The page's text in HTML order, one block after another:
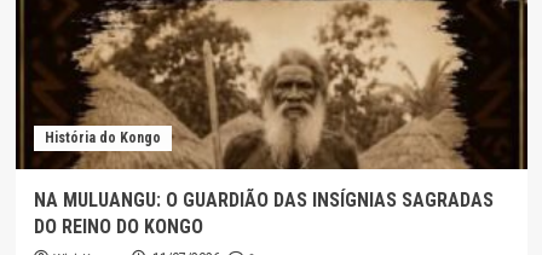
História do Kongo
NA MULUANGU: O GUARDIÃO DAS INSÍGNIAS SAGRADAS
DO REINO DO KONGO